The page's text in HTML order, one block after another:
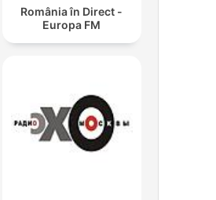
România în Direct -
Europa FM